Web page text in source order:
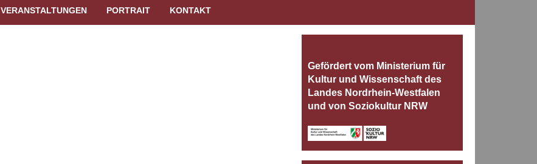
VERANSTALTUNGEN PORTRAIT KONTAKT
Gefördert vom Ministerium für
Kultur und Wissenschaft des
Landes Nordrhein‐Westfalen
und von Soziokultur NRW